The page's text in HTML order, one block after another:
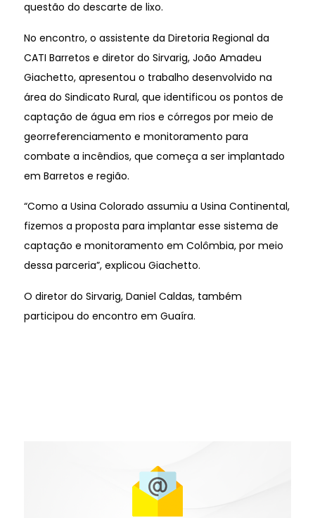
questão do descarte de lixo.
No encontro, o assistente da Diretoria Regional da
CATI Barretos e diretor do Sirvarig, João Amadeu
Giachetto, apresentou o trabalho desenvolvido na
área do Sindicato Rural, que identificou os pontos de
captação de água em rios e córregos por meio de
georreferenciamento e monitoramento para
combate a incêndios, que começa a ser implantado
em Barretos e região.
“Como a Usina Colorado assumiu a Usina Continental,
fizemos a proposta para implantar esse sistema de
captação e monitoramento em Colômbia, por meio
dessa parceria”, explicou Giachetto.
O diretor do Sirvarig, Daniel Caldas, também
participou do encontro em Guaíra.